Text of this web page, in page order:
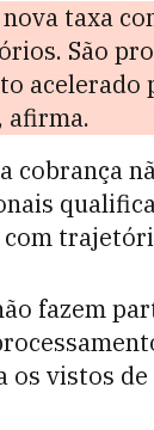
taxa
São
afirma.
cobrança
fazem
vistos